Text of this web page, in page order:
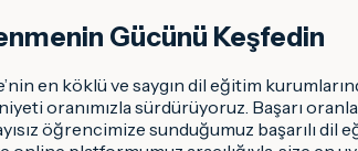
Gücünü Keşfedin
en köklü ve saygın dil eğitim
oranımızla sürdürüyoruz. Başarı
öğrencimize sunduğumuz başarılı dil